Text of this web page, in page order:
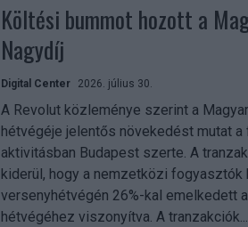
Költési bummot hozott a
Nagydíj
Digital Center 2026. július 30.
A Revolut közleménye szerint a
hétvégéje jelentős növekedést mutat
aktivitásban Budapest szerte. A
kiderül, hogy a nemzetközi fogyasztók
versenyhétvégén 26%-kal emelkedett
hétvégéhez viszonyítva. A tranzakciók...